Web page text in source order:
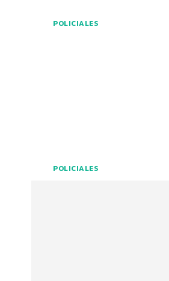
POLICIALES
POLICIALES